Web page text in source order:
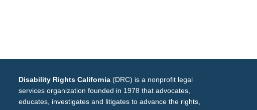
Disability Rights California (DRC) is a nonprofit legal
services organization founded in 1978 that advocates,
educates, investigates and litigates to advance the rights,